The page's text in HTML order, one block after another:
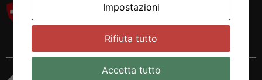
Impostazioni
Rifiuta tutto
Accetta tutto